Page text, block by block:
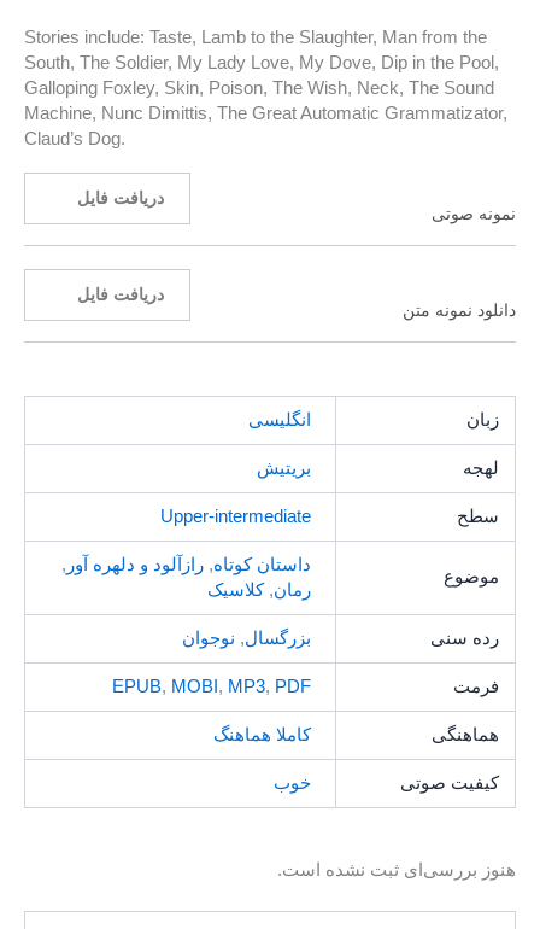
Stories include: Taste, Lamb to the Slaughter, Man from the
South, The Soldier, My Lady Love, My Dove, Dip in the Pool,
Galloping Foxley, Skin, Poison, The Wish, Neck, The Sound
Machine, Nunc Dimittis, The Great Automatic Grammatizator,
Claud’s Dog.
نمونه صوتی
دریافت فایل
دانلود نمونه متن
دریافت فایل
زبان انگلیسی
لهجه بریتیش
سطح Upper-intermediate
موضوع
داستان کوتاه, رازآلود و دلهره آور ,
رمان,کلاسیک
رده سنی بزرگسال, نوجوان
فرمت EPUB, MOBI, MP3, PDF
هماهنگی کاملا هماهنگ
کیفیت صوتی خوب
هنوز بررسی‌ای ثبت نشده است.